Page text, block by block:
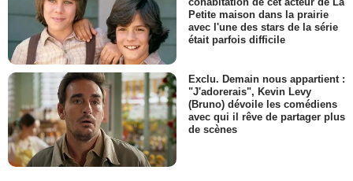
Petite maison dans la prairie
avec l'une des stars de la série
était parfois difficile
Exclu. Demain nous appartient :
"J'adorerais", Kevin Levy
(Bruno) dévoile les comédiens
avec qui il rêve de partager plus
de scènes